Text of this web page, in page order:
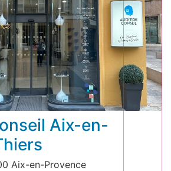
Aix-en-
Aix-en-Provence